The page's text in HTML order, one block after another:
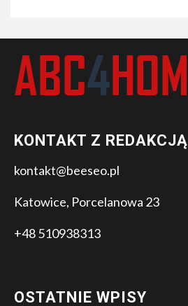
KONTAKT Z REDAKCJĄ
kontakt@beeseo.pl
Katowice, Porcelanowa 23
+48 510938313
OSTATNIE WPISY